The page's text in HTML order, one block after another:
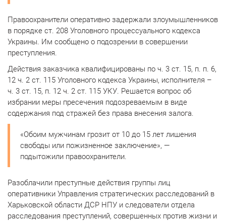
Правоохранители оперативно задержали злоумышленников
в порядке ст. 208 Уголовного процессуального кодекса
Украины. Им сообщено о подозрении в совершении
преступления.
Действия заказчика квалифицированы по ч. 3 ст. 15, п. п. 6,
12 ч. 2 ст. 115 Уголовного кодекса Украины, исполнителя –
ч. 3 ст. 15, п. 12 ч. 2 ст. 115 УКУ. Решается вопрос об
избрании меры пресечения подозреваемым в виде
содержания под стражей без права внесения залога.
«Обоим мужчинам грозит от 10 до 15 лет лишения
свободы или пожизненное заключение», —
подытожили правоохранители.
Разоблачили преступные действия группы лиц
оперативники Управления стратегических расследований в
Харьковской области ДСР НПУ и следователи отдела
расследования преступлений, совершенных против жизни и